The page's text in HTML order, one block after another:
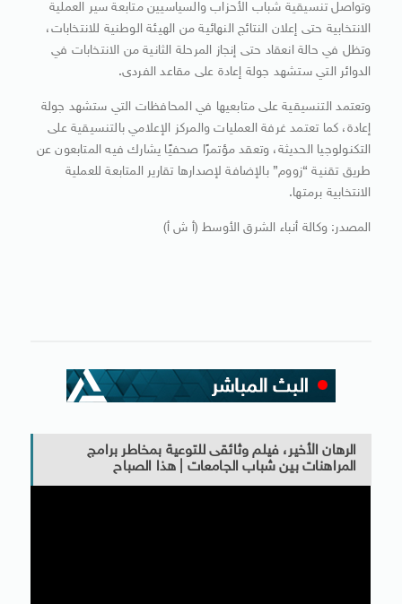
وتواصل تنسيقية شباب الأحزاب والسياسيين متابعة سير العملية
الانتخابية حتى إعلان النتائج النهائية من الهيئة الوطنية للانتخابات،
وتظل في حالة انعقاد حتى إنجاز المرحلة الثانية من الانتخابات في
الدوائر التي ستشهد جولة إعادة على مقاعد الفردى.
وتعتمد التنسيقية على متابعيها في المحافظات التي ستشهد جولة
إعادة، كما تعتمد غرفة العمليات والمركز الإعلامي بالتنسيقية على
التكنولوجيا الحديثة، وتعقد مؤتمرًا صحفيًا يشارك فيه المتابعون عن
طريق تقنية “زووم” بالإضافة لإصدارها تقارير المتابعة للعملية
الانتخابية برمتها.
المصدر: وكالة أنباء الشرق الأوسط (أ ش أ)
الرهان الأخير، فيلم وثائقى للتوعية بمخاطر برامج
المراهنات بين شباب الجامعات | هذا الصباح